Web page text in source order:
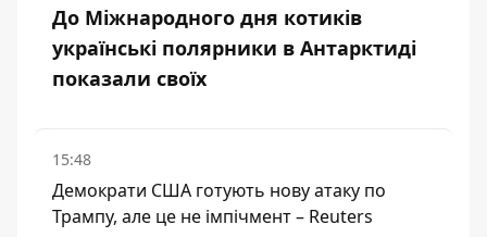
До Міжнародного дня котиків
українські полярники в Антарктиді
показали своїх
15:48
Демократи США готують нову атаку по
Трампу, але це не імпічмент – Reuters